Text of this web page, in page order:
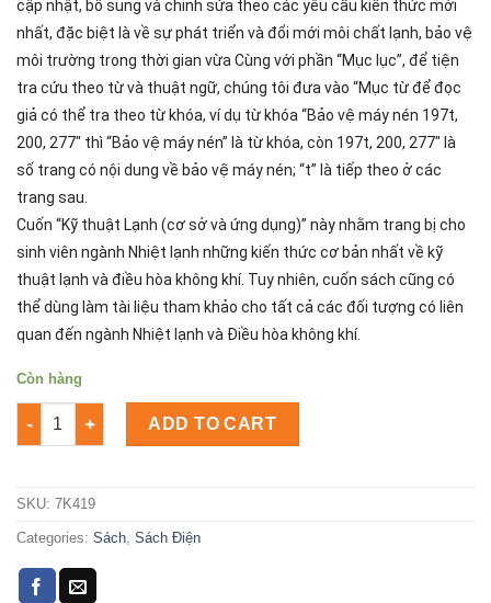
cập nhật, bổ sung và chỉnh sửa theo các yêu cầu kiến thức mới
nhất, đặc biệt là về sự phát triển và đổi mới môi chất lạnh, bảo vệ
môi trường trong thời gian vừa Cùng với phần “Mục lục”, để tiện
tra cứu theo từ và thuật ngữ, chúng tôi đưa vào “Mục từ để đọc
giả có thể tra theo từ khóa, ví dụ từ khóa “Bảo vệ máy nén 197t,
200, 277″ thì “Bảo vệ máy nén” là từ khóa, còn 197t, 200, 277″ là
số trang có nội dung về bảo vệ máy nén; “t” là tiếp theo ở các
trang sau.
Cuốn “Kỹ thuật Lạnh (cơ sở và ứng dụng)” này nhằm trang bị cho
sinh viên ngành Nhiệt lạnh những kiến thức cơ bản nhất về kỹ
thuật lạnh và điều hòa không khí. Tuy nhiên, cuốn sách cũng có
thể dùng làm tài liệu tham khảo cho tất cả các đối tượng có liên
quan đến ngành Nhiệt lạnh và Điều hòa không khí.
Còn hàng
Kỹ Thuật Lạnh (Cơ Sở Và Ứng Dụng) Số lượng
ADD TO CART
SKU: 7K419
Categories: Sách Sách Điện